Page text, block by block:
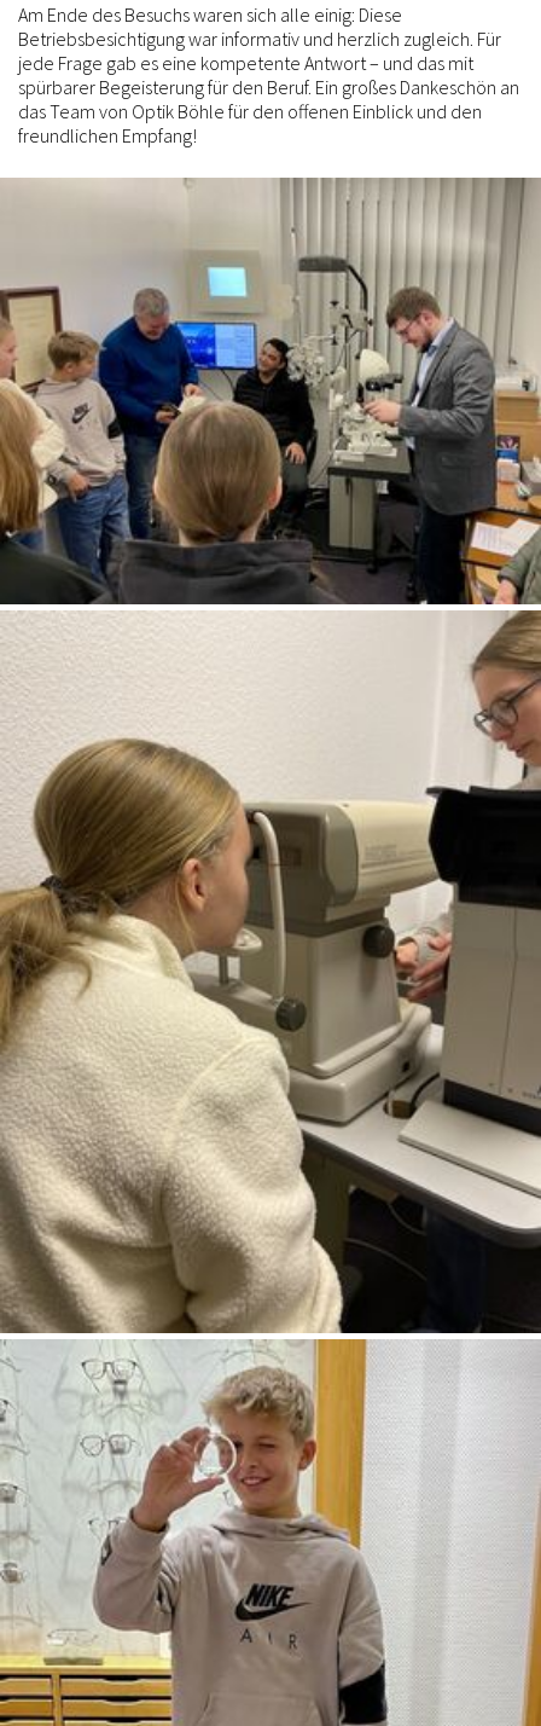
Am Ende des Besuchs waren sich alle einig: Diese
Betriebsbesichtigung war informativ und herzlich zugleich. Für
jede Frage gab es eine kompetente Antwort – und das mit
spürbarer Begeisterung für den Beruf. Ein großes Dankeschön an
das Team von Optik Böhle für den offenen Einblick und den
freundlichen Empfang!